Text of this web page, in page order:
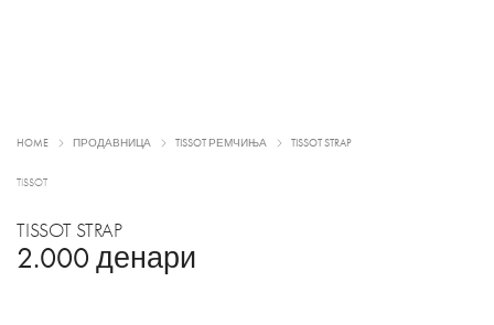
HOME ПРОДАВНИЦА TISSOT РЕМЧИЊА TISSOT STRAP
TISSOT
TISSOT STRAP
2.000 денари